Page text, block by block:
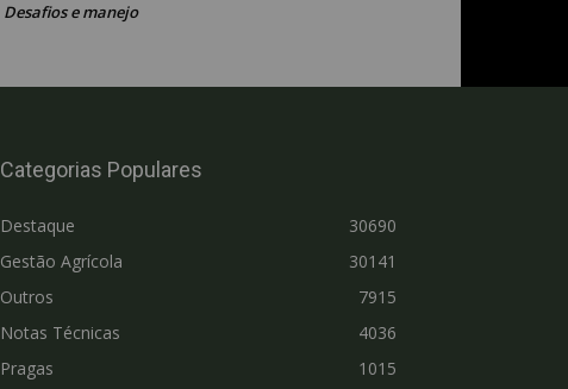
Desafios e manejo
Categorias Populares
Destaque
30690
Gestão Agrícola
30141
Outros
7915
Notas Técnicas
4036
Pragas
1015